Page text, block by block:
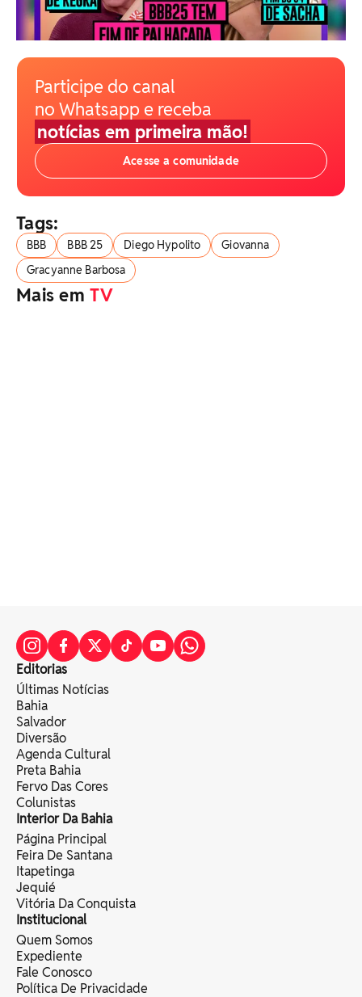
Participe do canal
no Whatsapp e receba
notícias em primeira mão!
Acesse a comunidade
Tags:
BBB BBB 25 Diego Hypolito
Giovanna
Gracyanne Barbosa
Mais emTV
Editorias
Últimas Notícias
Bahia
Salvador
Diversão
Agenda Cultural
Preta Bahia
Fervo Das Cores
Colunistas
Interior Da Bahia
Página Principal
Feira De Santana
Itapetinga
Jequié
Vitória Da Conquista
Institucional
Quem Somos
Expediente
Fale Conosco
Política De Privacidade